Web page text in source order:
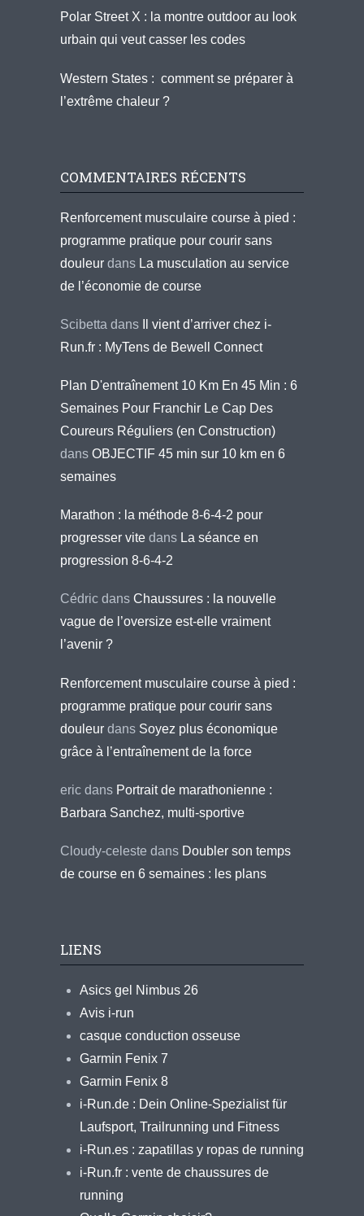
Polar Street X : la montre outdoor au look
urbain qui veut casser les codes
Western States : comment se préparer à
l’extrême chaleur ?
COMMENTAIRES RÉCENTS
Renforcement musculaire course à pied :
programme pratique pour courir sans
douleur dans La musculation au service
de l’économie de course
Scibetta dans
Il vient d’arriver chez i-
Run.fr : MyTens de Bewell Connect
Plan D'entraînement 10 Km En 45 Min : 6
Semaines Pour Franchir Le Cap Des
Coureurs Réguliers (en Construction)
dans OBJECTIF 45 min sur 10 km en 6
semaines
Marathon : la méthode 8-6-4-2 pour
progresser vite dans La séance en
progression 8-6-4-2
Cédric dans Chaussures : la nouvelle
vague de l’oversize est-elle vraiment
l’avenir ?
Renforcement musculaire course à pied :
programme pratique pour courir sans
douleur dans Soyez plus économique
grâce à l’entraînement de la force
eric dans Portrait de marathonienne :
Barbara Sanchez, multi-sportive
Cloudy-celeste dans Doubler son temps
de course en 6 semaines : les plans
LIENS
Asics gel Nimbus 26
Avis i-run
casque conduction osseuse
Garmin Fenix 7
Garmin Fenix 8
i-Run.de : Dein Online-Spezialist für
Laufsport, Trailrunning und Fitness
i-Run.es : zapatillas y ropas de running
i-Run.fr : vente de chaussures de
running